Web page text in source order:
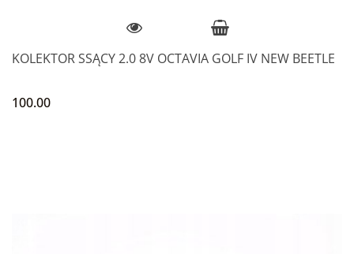
KOLEKTOR SSĄCY 2.0 8V OCTAVIA GOLF IV NEW BEETLE
100.00